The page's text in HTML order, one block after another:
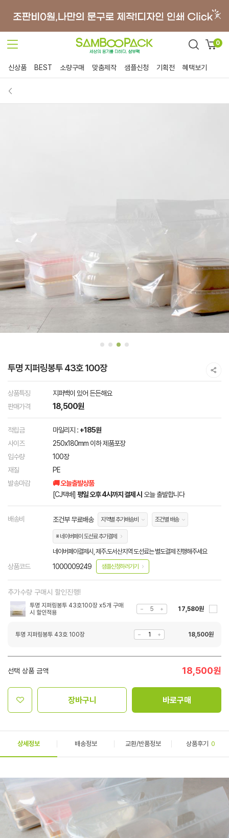
0
신상품 BEST 소량구매 맞춤제작 샘플신청 기획전 혜택보기
투명 지퍼링봉투 43호 100장
상품특징
지퍼백이 있어 든든해요
판매가격
18,500원
적립금 마일리지 : +185원
사이즈
250x180mm 이하 제품포장
입수량
100장
재질
PE
발송마감
🚚 오늘출발상품
[CJ택배] 평일 오후 4시까지 결제 시 오늘 출발합니다
배송비 조건부 무료배송 지역별 추가배송비 조건별 배송
※ 네이버페이 도선료 추가결제
네이버페이결제시, 제주.도서산지역 도선료는 별도결제 진행해주세요
상품코드 1000009249 샘플신청하러가기
추가수량 구매시 할인진행!
투명 지퍼링봉투 43호100장 x5개 구매
시 할인적용
17,580원
투명 지퍼링봉투 43호 100장 18,500원
선택 상품 금액 18,500원
장바구니 바로구매
상세정보 배송정보 교환/반품정보 상품후기 0